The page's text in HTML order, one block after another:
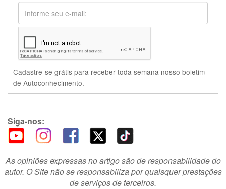
Cadastre-se grátis para receber toda semana nosso boletim
de Autoconhecimento.
Siga-nos:
As opiniões expressas no artigo são de responsabilidade do
autor. O Site não se responsabiliza por quaisquer prestações
de serviços de terceiros.